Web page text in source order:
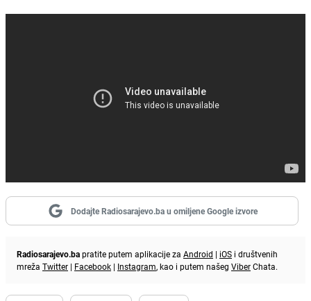
Dodajte Radiosarajevo.ba u omiljene Google izvore
Radiosarajevo.bapratite putem aplikacije za Android | iOS i društvenih
mreža Twitter | Facebook | Instagram, kao i putem našeg ViberChata.